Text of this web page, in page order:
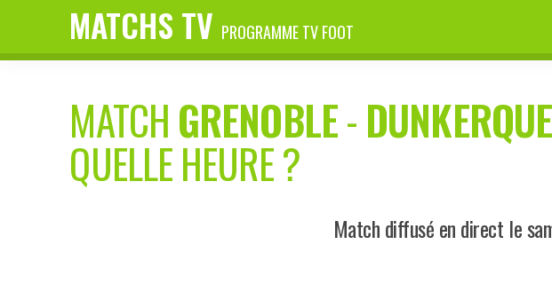
MATCHS TV PROGRAMME TV FOOT
MATCHGRENOBLE-DUNKERQUE
QUELLE HEURE ?
Match diffusé en direct le